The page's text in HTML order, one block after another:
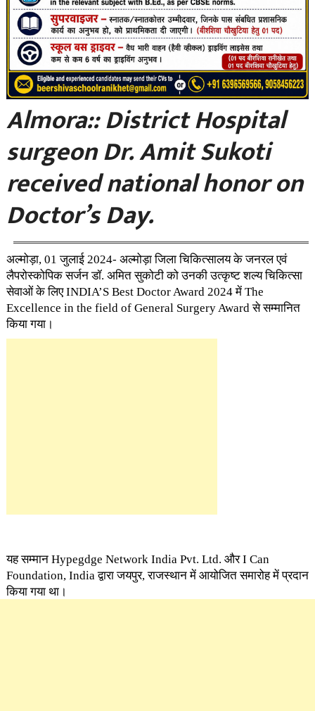
Almora:: District Hospital
surgeon Dr. Amit Sukoti
received national honor on
Doctor’s Day.
अल्मोड़ा, 01 जुलाई 2024- अल्मोड़ा जिला चिकित्सालय के जनरल एवं
लैपरोस्कोपिक सर्जन डॉ. अमित सुकोटी को उनकी उत्कृष्ट शल्य चिकित्सा
सेवाओं के लिए INDIA’S Best Doctor Award 2024 में The
Excellence in the field of General Surgery Award से सम्मानित
किया गया।
यह सम्मान Hypegdge Network India Pvt. Ltd. और I Can
Foundation, India द्वारा जयपुर, राजस्थान में आयोजित समारोह में प्रदान
किया गया था।